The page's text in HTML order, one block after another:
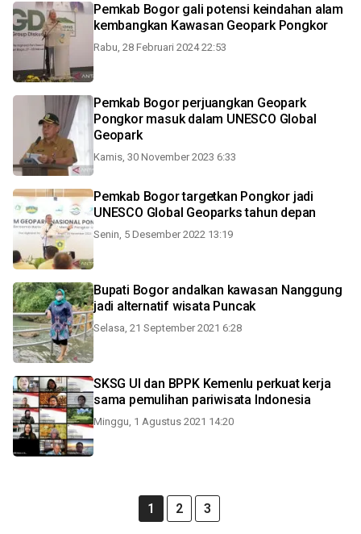
Pemkab Bogor gali potensi keindahan alam
kembangkan Kawasan Geopark Pongkor
Rabu, 28 Februari 2024 22:53
Pemkab Bogor perjuangkan Geopark
Pongkor masuk dalam UNESCO Global
Geopark
Kamis, 30 November 2023 6:33
Pemkab Bogor targetkan Pongkor jadi
UNESCO Global Geoparks tahun depan
Senin, 5 Desember 2022 13:19
Bupati Bogor andalkan kawasan Nanggung
jadi alternatif wisata Puncak
Selasa, 21 September 2021 6:28
SKSG UI dan BPPK Kemenlu perkuat kerja
sama pemulihan pariwisata Indonesia
Minggu, 1 Agustus 2021 14:20
1 2 3